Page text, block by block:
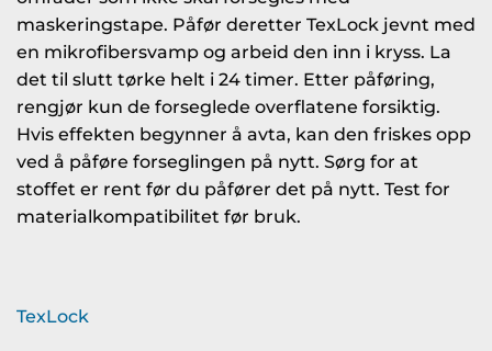
maskeringstape. Påfør deretter TexLock jevnt med
en mikrofibersvamp og arbeid den inn i kryss. La
det til slutt tørke helt i 24 timer. Etter påføring,
rengjør kun de forseglede overflatene forsiktig.
Hvis effekten begynner å avta, kan den friskes opp
ved å påføre forseglingen på nytt. Sørg for at
stoffet er rent før du påfører det på nytt. Test for
materialkompatibilitet før bruk.
TexLock